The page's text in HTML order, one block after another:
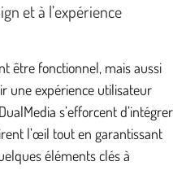
et à l’expérience
être fonctionnel, mais aussi
une expérience utilisateur
s’efforcent d’intégrer
l’œil tout en garantissant
éléments clés à